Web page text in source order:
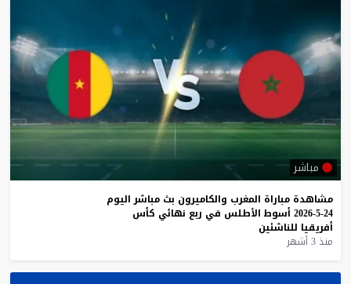
مباشر
مشاهدة مباراة المغرب والكاميرون بث مباشر اليوم
24-5-2026
أسوط الأطلس في ربع نهائي كأس
أفريقيا للناشئين
منذ 3 أشهر